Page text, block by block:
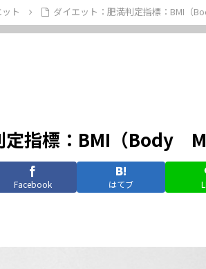
ト ダイエット：肥満判定指標：BMI（
定指標：BMI（Body
Facebook はてブ